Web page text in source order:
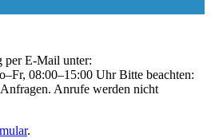
per E-Mail unter:
08:00–15:00 Uhr Bitte beachten:
Anrufe werden nicht
.